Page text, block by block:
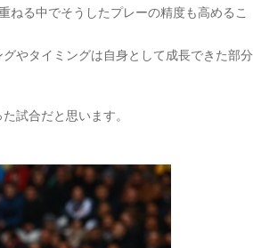
ねる中でそうしたプレーの精度も高めるこ
やタイミングは自身として成長できた部分
試合だと思います。